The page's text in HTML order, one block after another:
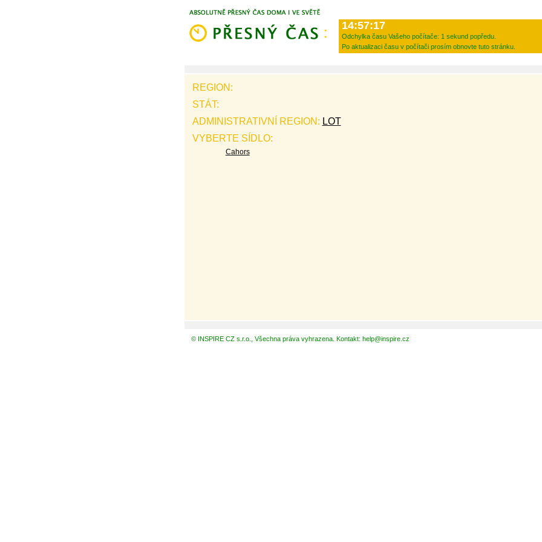
14:57:17
Odchylka času Vašeho počítače: 1 sekund popředu.
Po aktualizaci času v počítači prosím obnovte tuto stránku.
REGION:
STÁT:
ADMINISTRATIVNÍ REGION: LOT
VYBERTE SÍDLO:
Cahors
© INSPIRE CZ s.r.o., Všechna práva vyhrazena. Kontakt: help@inspire.cz